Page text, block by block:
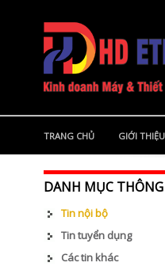
TRANG CHỦ GIỚI THIỆU
DANH MỤC
Tin nội bộ
Tin tuyển dụng
Các tin khác